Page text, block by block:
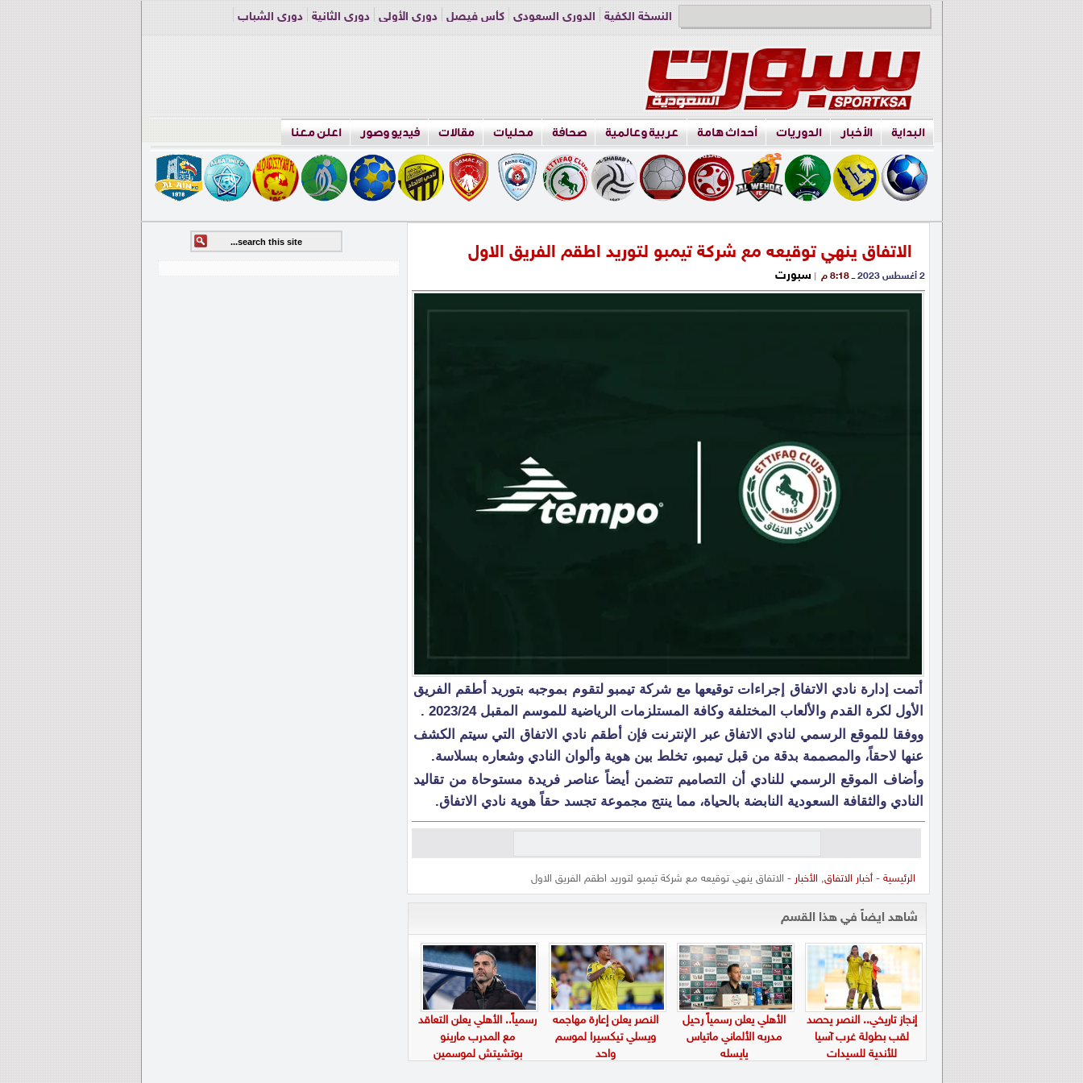
النسخة الكفية الدوري السعودي كأس فيصل دوري الأولى دوري الثانية
دوري الشباب
البداية الأخبار الدوريات أحداث هامة عربية وعالمية صحافة محليات مقالات فيديو وصور اعلن معنا
الاتفاق ينهي توقيعه مع شركة تيمبو لتوريد اطقم الفريق الاول
2 أغسطس 2023 ــ 8:18 م | سبورت
أتمت إدارة نادي الاتفاق إجراءات توقيعها مع شركة تيمبو لتقوم بموجبه بتوريد أطقم الفريق
الأول لكرة القدم والألعاب المختلفة وكافة المستلزمات الرياضية للموسم المقبل 2023/24 .
ووفقا للموقع الرسمي لنادي الاتفاق عبر الإنترنت فإن أطقم نادي الاتفاق التي سيتم الكشف
عنها لاحقاً، والمصممة بدقة من قبل تيمبو، تخلط بين هوية وألوان النادي وشعاره بسلاسة.
وأضاف الموقع الرسمي للنادي أن التصاميم تتضمن أيضاً عناصر فريدة مستوحاة من تقاليد
النادي والثقافة السعودية النابضة بالحياة، مما ينتج مجموعة تجسد حقاً هوية نادي الاتفاق.
الرئيسية -أخبار الاتفاق, الأخبار - الاتفاق ينهي توقيعه مع شركة تيمبو لتوريد اطقم الفريق الاول
شاهد ايضاً في هذا القسم
إنجاز تاريخي.. النصر يحصد
لقب بطولة غرب آسيا
للأندية للسيدات
الأهلي يعلن رسمياً رحيل
مدربه الألماني ماتياس
يايسله
النصر يعلن إعارة مهاجمه
ويسلي تيكسيرا لموسم
واحد
رسمياً.. الأهلي يعلن التعاقد
مع المدرب مارينو
بوتشيتش لموسمين